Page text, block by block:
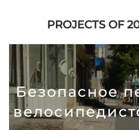
PROJECTS OF
Безопасное